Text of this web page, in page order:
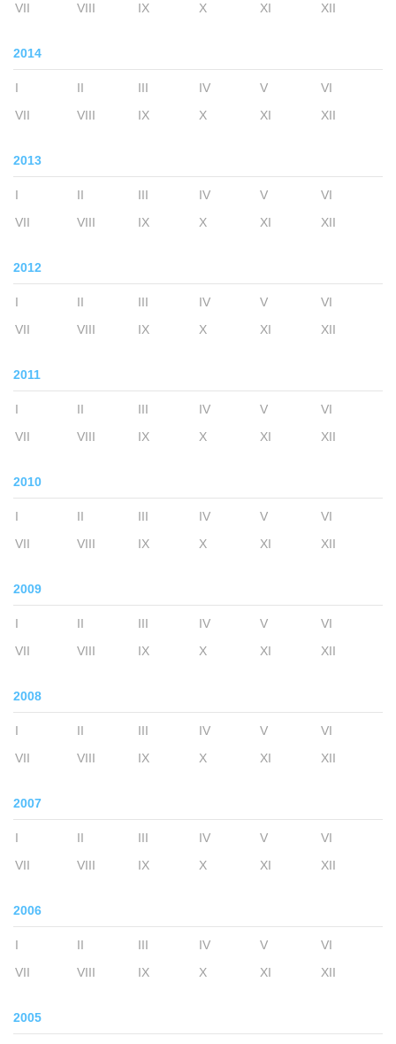
VII
VIII IX X XI XII
2014
I II III IV V
VI
VII
VIII IX X XI XII
2013
I II III IV V
VI
VII
VIII IX X XI XII
2012
I II III IV V
VI
VII
VIII IX X XI XII
2011
I II III IV V
VI
VII
VIII IX X XI XII
2010
I II III IV V
VI
VII
VIII IX X XI XII
2009
I II III IV V
VI
VII
VIII IX X XI XII
2008
I II III IV V
VI
VII
VIII IX X XI XII
2007
I II III IV V
VI
VII
VIII IX X XI XII
2006
I II III IV V
VI
VII
VIII IX X XI XII
2005